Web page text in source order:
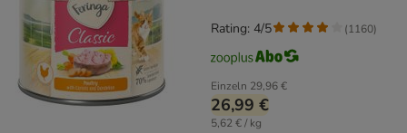
Einzeln 29,96 €
26,99 €
5,62 € / kg
Rating: 4/5 (1160)